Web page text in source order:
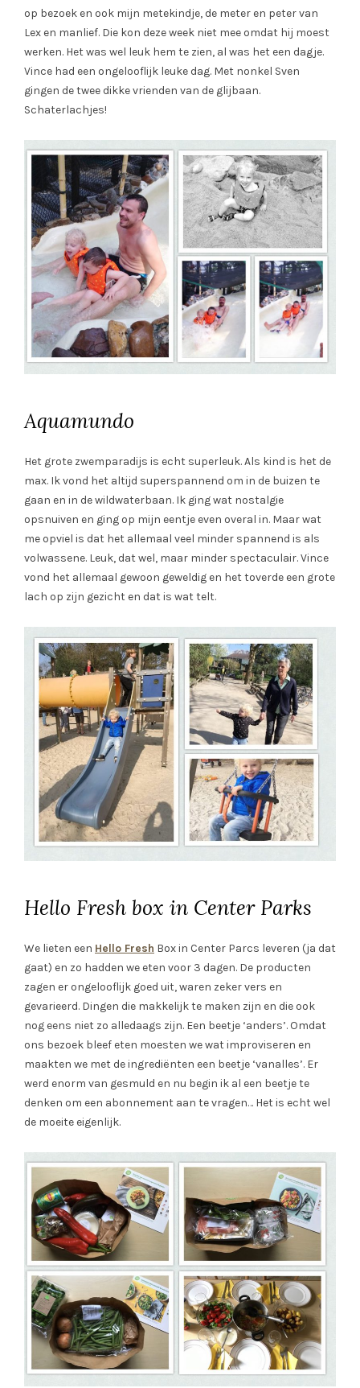
op bezoek en ook mijn metekindje, de meter en peter van
Lex en manlief. Die kon deze week niet mee omdat hij moest
werken. Het was wel leuk hem te zien, al was het een dagje.
Vince had een ongelooflijk leuke dag. Met nonkel Sven
gingen de twee dikke vrienden van de glijbaan.
Schaterlachjes!
Aquamundo
Het grote zwemparadijs is echt superleuk. Als kind is het de
max. Ik vond het altijd superspannend om in de buizen te
gaan en in de wildwaterbaan. Ik ging wat nostalgie
opsnuiven en ging op mijn eentje even overal in. Maar wat
me opviel is dat het allemaal veel minder spannend is als
volwassene. Leuk, dat wel, maar minder spectaculair. Vince
vond het allemaal gewoon geweldig en het toverde een grote
lach op zijn gezicht en dat is wat telt.
Hello Fresh box in Center Parks
We lieten een Hello Fresh Box in Center Parcs leveren (ja dat
gaat) en zo hadden we eten voor 3 dagen. De producten
zagen er ongelooflijk goed uit, waren zeker vers en
gevarieerd. Dingen die makkelijk te maken zijn en die ook
nog eens niet zo alledaags zijn. Een beetje ‘anders’. Omdat
ons bezoek bleef eten moesten we wat improviseren en
maakten we met de ingrediënten een beetje ‘vanalles’. Er
werd enorm van gesmuld en nu begin ik al een beetje te
denken om een abonnement aan te vragen… Het is echt wel
de moeite eigenlijk.